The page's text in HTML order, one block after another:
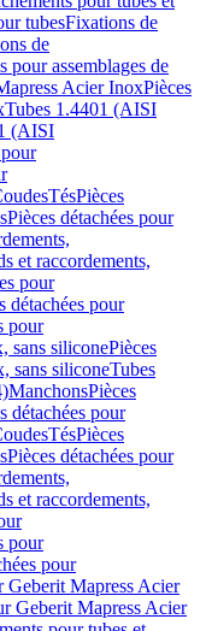
tubesFixations de
de
pour assemblages de
Acier InoxPièces
Tubes 1.4401 (AISI
(AISI
TésPièces
Pièces détachées pour
et raccordements,
pour
détachées pour
pour
sans siliconePièces
sans siliconeTubes
ManchonsPièces
détachées pour
TésPièces
Pièces détachées pour
et raccordements,
pour
pour
Geberit Mapress Acier
Geberit Mapress Acier